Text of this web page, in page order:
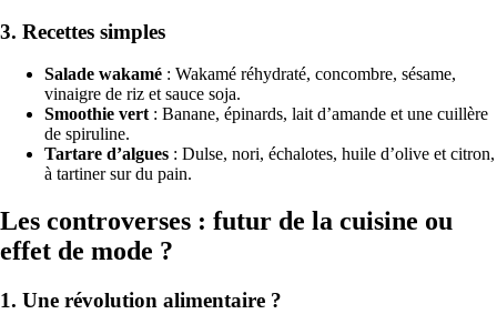
3. Recettes simples
Salade wakamé : Wakamé réhydraté, concombre, sésame,
vinaigre de riz et sauce soja.
Smoothie vert: Banane, épinards, lait d’amande et une cuillère
de spiruline.
Tartare d’algues : Dulse, nori, échalotes, huile d’olive et citron,
à tartiner sur du pain.
Les controverses : futur de la cuisine ou
effet de mode ?
1. Une révolution alimentaire ?